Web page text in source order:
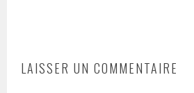
LAISSER UN COMMENTAIRE